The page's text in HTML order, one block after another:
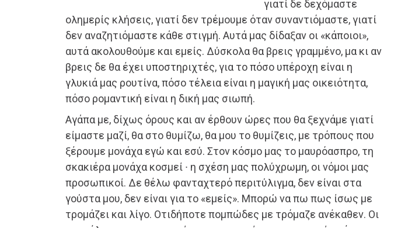
γιατί δε δεχόμαστε
ολημερίς κλήσεις, γιατί δεν τρέμουμε όταν συναντιόμαστε, γιατί
δεν αναζητιόμαστε κάθε στιγμή. Αυτά μας δίδαξαν οι «κάποιοι»,
αυτά ακολουθούμε και εμείς. Δύσκολα θα βρεις γραμμένο, μα κι αν
βρεις δε θα έχει υποστηριχτές, για το πόσο υπέροχη είναι η
γλυκιά μας ρουτίνα, πόσο τέλεια είναι η μαγική μας οικειότητα,
πόσο ρομαντική είναι η δική μας σιωπή.
Αγάπα με, δίχως όρους και αν έρθουν ώρες που θα ξεχνάμε γιατί
είμαστε μαζί, θα στο θυμίζω, θα μου το θυμίζεις, με τρόπους που
ξέρουμε μονάχα εγώ και εσύ. Στον κόσμο μας το μαυρόασπρο, τη
σκακιέρα μονάχα κοσμεί ∙ η σχέση μας πολύχρωμη, οι νόμοι μας
προσωπικοί. Δε θέλω φανταχτερό περιτύλιγμα, δεν είναι στα
γούστα μου, δεν είναι για το «εμείς». Μπορώ να πω πως ίσως με
τρομάζει και λίγο. Οτιδήποτε πομπώδες με τρόμαζε ανέκαθεν. Οι